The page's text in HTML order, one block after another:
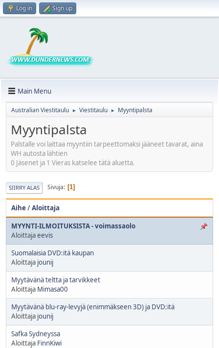
Log in Sign up
Main Menu
Australian Viestitaulu ► Viestitaulu ► Myyntipalsta
Myyntipalsta
Palstalle voi laittaa myyntiin tarpeettomaksi jääneet tavarat, aina
WH autosta lähtien
0 Jäsenet ja 1 Vieras katselee tätä aluetta.
SIIRRY ALAS Sivuja 1
Aihe/Aloittaja
MYYNTI-ILMOITUKSISTA - voimassaolo
Aloittajaeevis
Suomalaisia DVD:itä kaupan
Aloittaja jounij
Myytävänä teltta ja tarvikkeet
Aloittaja Mimasa00
Myytävänä blu-ray-levyjä (enimmäkseen 3D) ja DVD:itä
Aloittaja jounij
Safka Sydneyssa
Aloittaja FinnKiwi